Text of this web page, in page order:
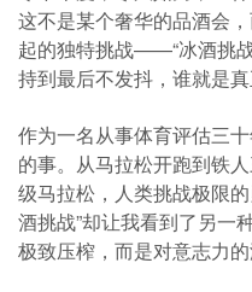
这不是某个奢华的品酒会
起的独特挑战——“冰酒挑
持到最后不发抖，谁就是真
作为一名从事体育评估三
的事。从马拉松开跑到铁
级马拉松，人类挑战极限
酒挑战”却让我看到了另
极致压榨，而是对意志力的